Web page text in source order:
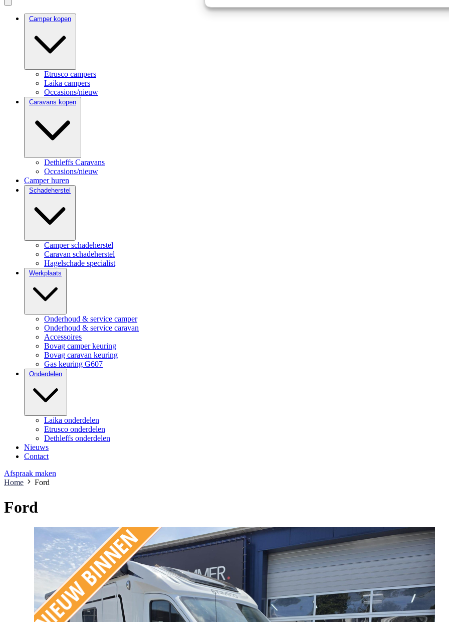
Camper kopen
Etrusco campers
Laika campers
Occasions/nieuw
Caravans kopen
Dethleffs Caravans
Occasions/nieuw
Camper huren
Schadeherstel
Camper schadeherstel
Caravan schadeherstel
Hagelschade specialist
Werkplaats
Onderhoud & service camper
Onderhoud & service caravan
Accessoires
Bovag camper keuring
Bovag caravan keuring
Gas keuring G607
Onderdelen
Laika onderdelen
Etrusco onderdelen
Dethleffs onderdelen
Nieuws
Contact
Afspraak maken
Home
Ford
Ford